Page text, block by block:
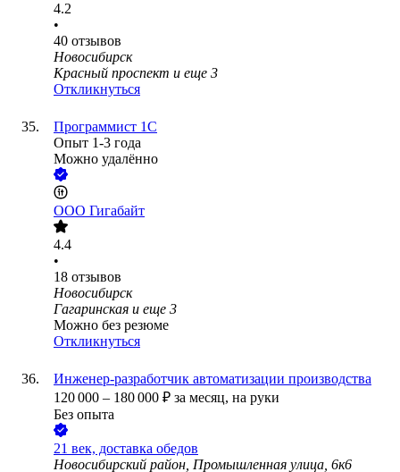
4.2
•
40 отзывов
Новосибирск
Красный проспект и еще 3
Откликнуться
Программист 1С
Опыт 1-3 года
Можно удалённо
ООО Гигабайт
4.4
•
18 отзывов
Новосибирск
Гагаринская и еще 3
Можно без резюме
Откликнуться
Инженер-разработчик автоматизации производства
120 000 – 180 000 ₽ за месяц, на руки
Без опыта
21 век, доставка обедов
Новосибирский район, Промышленная улица, 6к6